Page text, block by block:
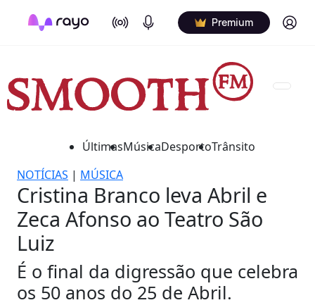
On Air Podcasts Premium Log in
ÚltimasMúsicaDesportoTrânsito
NOTÍCIAS | MÚSICA
Cristina Branco leva Abril e
Zeca Afonso ao Teatro São
Luiz
É o final da digressão que celebra
os 50 anos do 25 de Abril.